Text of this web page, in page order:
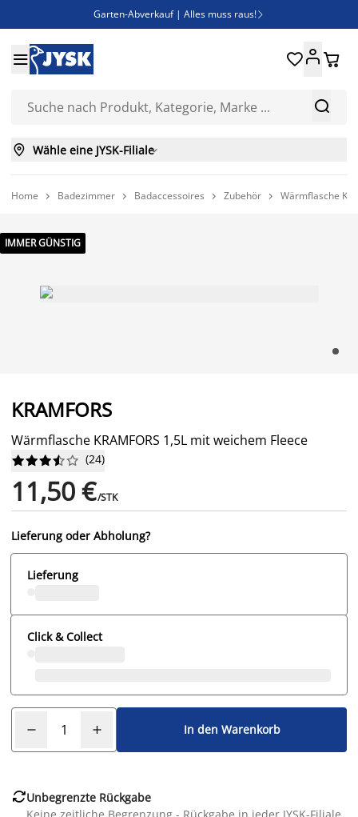
Garten-Abverkauf | Alles muss raus! 
Bist du Unternehmer? Entdecke JYSK-B2B
Esszimmerstuhl ADSLEV um nur 40€


 
 Wähle eine JYSK-Filiale
Home  Badezimmer  Badaccessoires  Zubehör  Wärmflasche
IMMER GÜNSTIG
KRAMFORS
Wärmflasche KRAMFORS 1,5L mit weichem Fleece





 (24)
11,50 €/STK
Lieferung oder Abholung?
Lieferung
Click & Collect
In den Warenkorb
Unbegrenzte Rückgabe